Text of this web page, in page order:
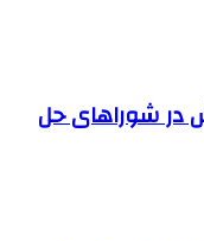
شوراهای حل